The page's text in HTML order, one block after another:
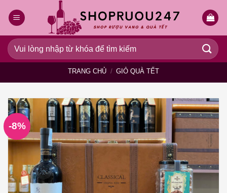
qua
dung
Tìm
kiếm:
TRANG CHỦ / GIỎ QUÀ TẾT
-8%